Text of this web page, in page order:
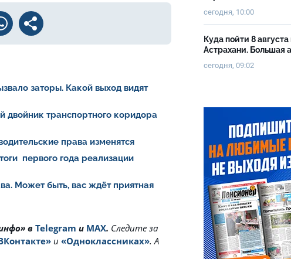
заторы. Какой выход видят
двойник транспортного коридора
права изменятся
первого года реализации
Может быть, вас ждёт приятная
в Telegram и MAX. Cледите за
и «Одноклассниках». А
сегодня, 10:00
Куда пойти 8 августа
Астрахани. Большая
сегодня, 09:02